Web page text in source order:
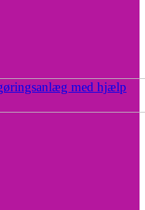
med hjælp